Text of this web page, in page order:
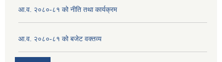
आ.व. २०८०-८१ को नीति तथा कार्यक्रम
आ.व. २०८०-८१ को बजेट वक्तव्य